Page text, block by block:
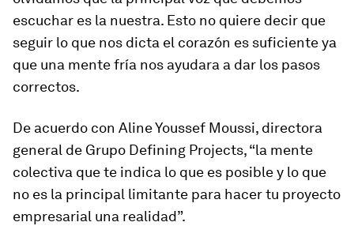
escuchar es la nuestra. Esto no quiere decir que
seguir lo que nos dicta el corazón es suficiente ya
que una mente fría nos ayudara a dar los pasos
correctos.
De acuerdo con Aline Youssef Moussi, directora
general de Grupo Defining Projects, “la mente
colectiva que te indica lo que es posible y lo que
no es la principal limitante para hacer tu proyecto
empresarial una realidad”.